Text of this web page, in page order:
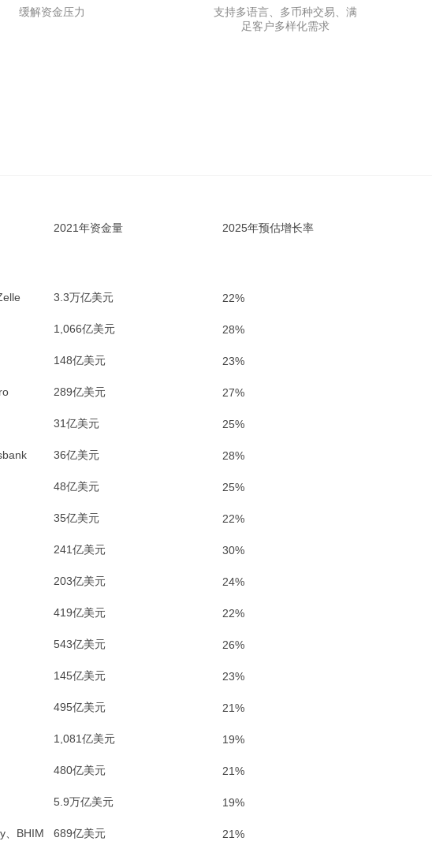
缓解资金压力
支持多语言、多币种交易、满
足客户多样化需求
2021年资金量 2025年预估增长率
3.3万亿美元 22%
1,066亿美元 28%
148亿美元 23%
289亿美元 27%
31亿美元 25%
36亿美元 28%
48亿美元 25%
35亿美元 22%
241亿美元 30%
203亿美元 24%
419亿美元 22%
543亿美元 26%
145亿美元 23%
495亿美元 21%
1,081亿美元 19%
480亿美元 21%
5.9万亿美元 19%
、BHIM 689亿美元 21%